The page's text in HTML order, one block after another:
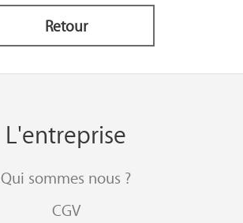
Retour
L'entreprise
Qui sommes nous ?
CGV